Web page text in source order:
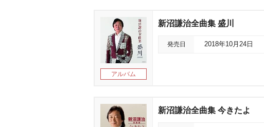
アルバム
新沼謙治全曲集 盛川
発売日 2018年10月24日
新沼謙治全曲集 今きたよ